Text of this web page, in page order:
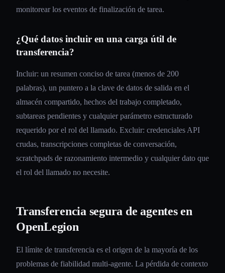
monitorear los eventos de finalización de tarea.
¿Qué datos incluir en una carga útil de
transferencia?
Incluir: un resumen conciso de tarea (menos de 200
palabras), un puntero a la clave de datos de salida en el
almacén compartido, hechos del trabajo completado,
subtareas pendientes y cualquier parámetro estructurado
requerido por el rol del llamado. Excluir: credenciales API
crudas, transcripciones completas de conversación,
scratchpads de razonamiento intermedio y cualquier dato que
el rol del llamado no necesite.
Transferencia segura de agentes en
OpenLegion
El límite de transferencia es el origen de la mayoría de los
problemas de fiabilidad multi-agente. La pérdida de contexto